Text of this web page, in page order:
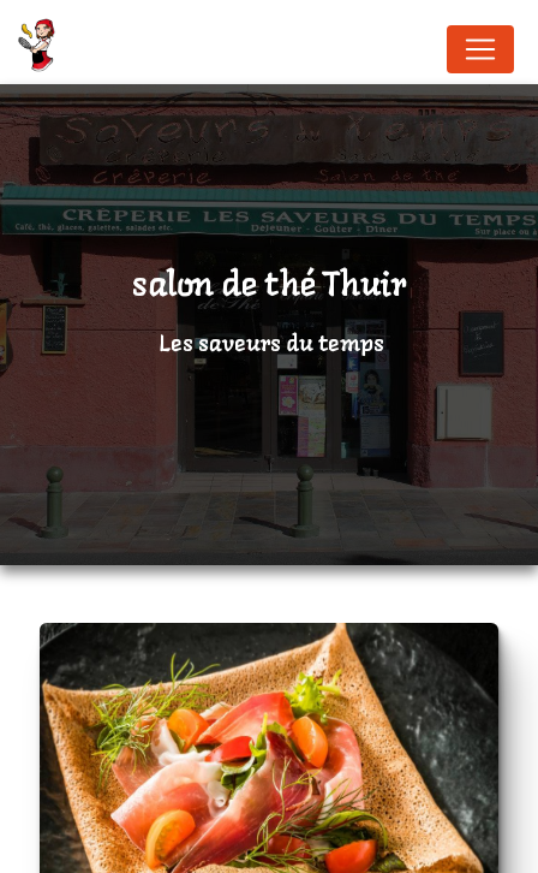
salon de thé Thuir
Les saveurs du temps
Panneau de gestion des cookies